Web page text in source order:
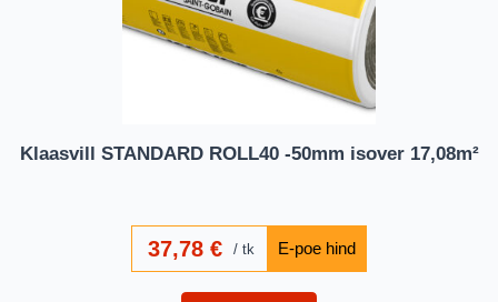
Klaasvill STANDARD ROLL40 -50mm isover 17,08m²
37,78 € tk